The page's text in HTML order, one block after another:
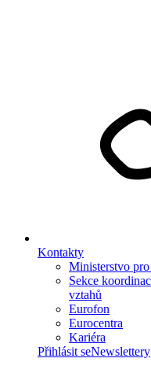
Kontakty
Ministerstvo
Sekce
vztahů
Eurofon
Eurocentra
Kariéra
Přihlásit seNewslettery